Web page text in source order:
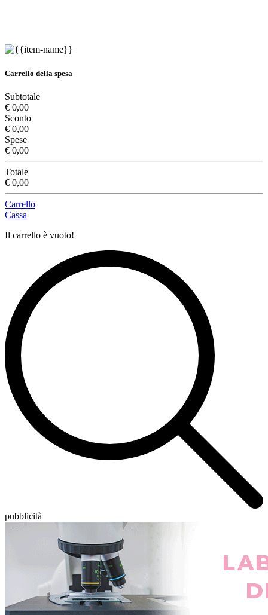
Carrello della spesa
Subtotale
€ 0,00
Sconto
€ 0,00
Spese
€ 0,00
Totale
€ 0,00
Carrello
Cassa
Il carrello è vuoto!
pubblicità